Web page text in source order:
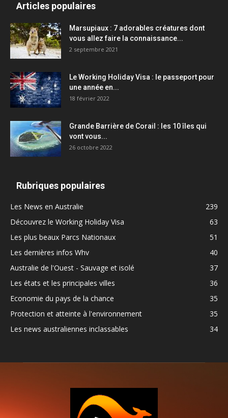
Articles populaires
Marsupiaux : 7 adorables créatures dont
vous allez faire la connaissance...
2 septembre 2021
Le Working Holiday Visa : le passeport pour
une année en...
18 février 2022
Grande Barrière de Corail : les 10 îles qui
vont vous...
26 octobre 2022
Rubriques populaires
Les News en Australie
239
Découvrez le Working Holiday Visa
63
Les plus beaux Parcs Nationaux
51
Les dernières infos Whv
40
Australie de l'Ouest - Sauvage et isolé
37
Les états et les principales villes
36
Economie du pays de la chance
35
Protection et atteinte à l'environnement
35
Les news australiennes inclassables
34